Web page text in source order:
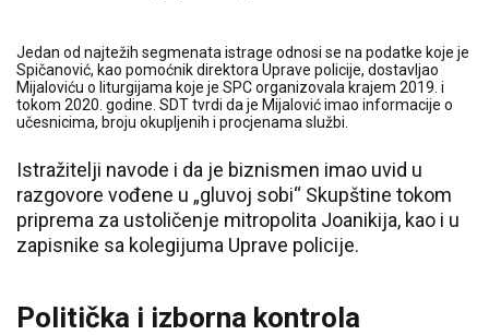
Jedan od najtežih segmenata istrage odnosi se na podatke koje je
Spičanović, kao pomoćnik direktora Uprave policije, dostavljao
Mijaloviću o liturgijama koje je SPC organizovala krajem 2019. i
tokom 2020. godine. SDT tvrdi da je Mijalović imao informacije o
učesnicima, broju okupljenih i procjenama službi.
Istražitelji navode i da je biznismen imao uvid u
razgovore vođene u „gluvoj sobi“ Skupštine tokom
priprema za ustoličenje mitropolita Joanikija, kao i u
zapisnike sa kolegijuma Uprave policije.
Politička i izborna kontrola